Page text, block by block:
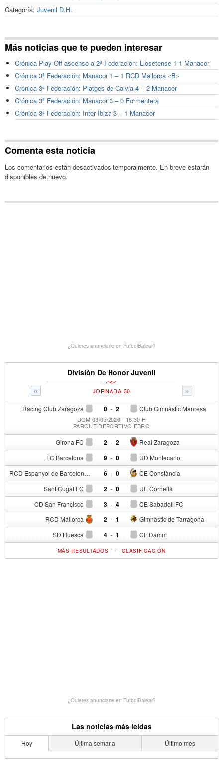
Categoría: Juvenil D.H.
Más noticias que te pueden interesar
Crónica Play Off ascenso a 2ª Federación: Llosetense 1-1 Manacor
Crónica 3ª Federación: Manacor 1 – 1 RCD Mallorca «B»
Crónica 3ª Federación: Platges de Calvia 4 – 2 Manacor
Crónica 3ª Federación: Manacor 3 – 0 Formentera
Crónica 3ª Federación: Inter Ibiza 3 – 1 Manacor
Comenta esta noticia
Los comentarios están desactivados temporalmente. En breve estarán
disponibles de nuevo.
¿Quieres anunciarte en FutbolBalear?
División De Honor Juvenil
« »
JORNADA 30
Racing Club Zaragoza 0 - Club Gimnàstic Manresa
2
DOM 03/05/2026 - 16:30 H
PARQUE DEPORTIVO EBRO
Girona FC 2 - Real Zaragoza
2
FC Barcelona 9 - UD Montecarlo
0
RCD Espanyol de Barcelona 6 - CE Constància
0
Sant Cugat FC 2 - UE Cornellà
0
CD San Francisco 3 - CE Sabadell FC
4
RCD Mallorca 2 - Gimnàstic de Tarragona
1
SD Huesca 4 - CF Damm
1
MÁS RESULTADOS -CLASIFICACIÓN
¿Quieres anunciarte en FutbolBalear?
Las noticias más leídas
Hoy Última semana Último mes